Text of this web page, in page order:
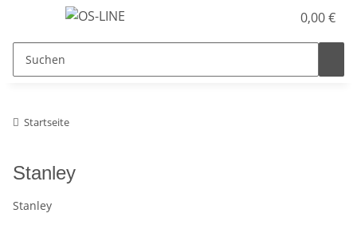
0,00 €
Startseite
Stanley
Stanley